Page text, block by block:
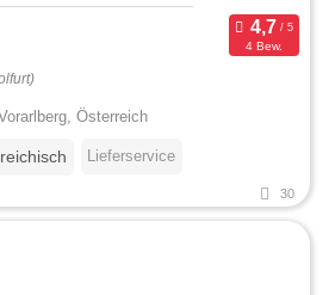
4 Bew.
Österreich
Lieferservice
30